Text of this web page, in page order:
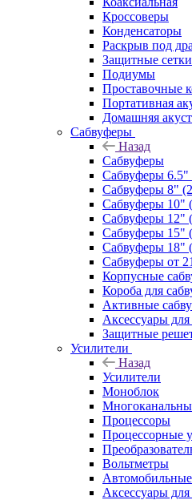
Кроссоверы
Конденсаторы
Раскрыв под
Защитные сетки
Подиумы
Проставочные
Портативная
Домашняя
Сабвуферы
Назад
Сабвуферы
Сабвуферы 6.5"
Сабвуферы 8"
Сабвуферы 10"
Сабвуферы 12"
Сабвуферы 15"
Сабвуферы 18"
Сабвуферы от
Корпусные
Короба для
Активные
Аксессуары для
Защитные
Усилители
Назад
Усилители
Моноблок
Процессоры
Процессорные
Вольтметры
Аксессуары